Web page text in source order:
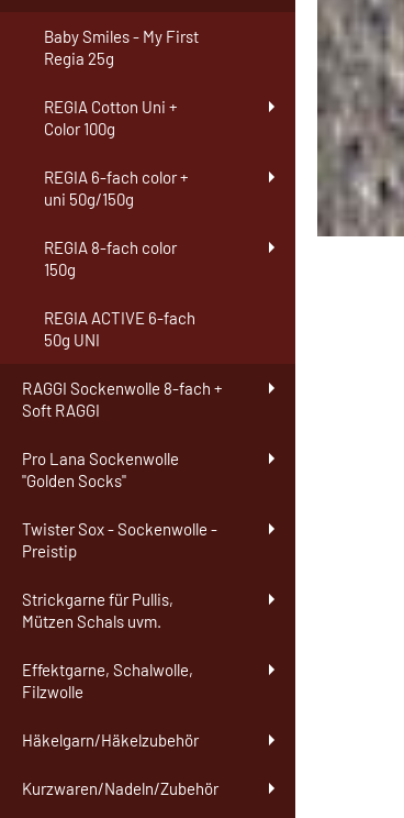
Baby Smiles - My First
Regia 25g
REGIA Cotton Uni +
Color 100g
REGIA 6-fach color +
uni 50g/150g
REGIA 8-fach color
150g
REGIA ACTIVE 6-fach
50g UNI
RAGGI Sockenwolle 8-fach +
Soft RAGGI
Pro Lana Sockenwolle
"Golden Socks"
Twister Sox - Sockenwolle -
Preistip
Strickgarne für Pullis,
Mützen Schals uvm.
Effektgarne, Schalwolle,
Filzwolle
Häkelgarn/Häkelzubehör
Kurzwaren/Nadeln/Zubehör